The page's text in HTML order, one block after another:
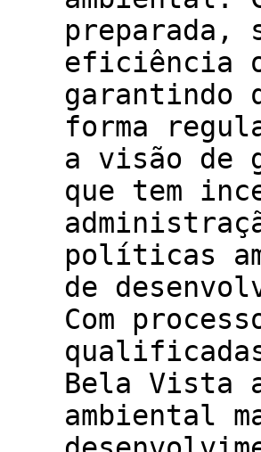
preparada,
eficiência o
garantindo
forma
a visão de
que tem
políticas
de
Com
Bela Vista
ambiental